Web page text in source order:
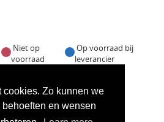
cookies. Zo kunnen we
en wensen
Niet op
voorraad
Op voorraad bij
leverancier